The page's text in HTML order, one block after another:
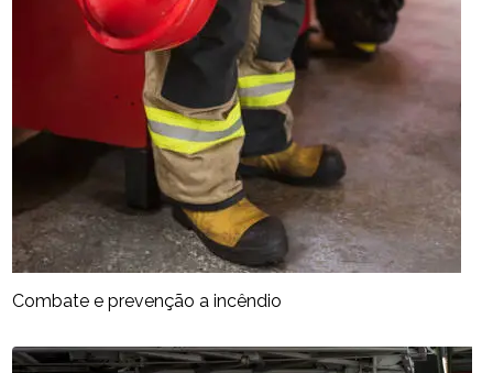
Combate e prevenção a incêndio​